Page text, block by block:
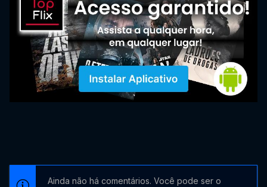
Ainda não há comentários. Você pode ser o